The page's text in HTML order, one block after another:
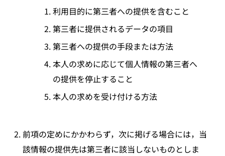
利用目的に第三者への提供を含むこと
第三者に提供されるデータの項目
第三者への提供の手段または方法
本人の求めに応じて個人情報の第三者へ
の提供を停止すること
本人の求めを受け付ける方法
前項の定めにかかわらず，次に掲げる場合には，当
該情報の提供先は第三者に該当しないものとしま